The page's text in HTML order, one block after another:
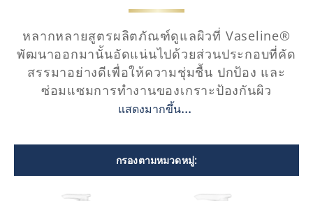
หลากหลายสูตรผลิตภัณฑ์ดูแลผิวที่ Vaseline®
พัฒนาออกมานั้นอัดแน่นไปด้วยส่วนประกอบที่คัด
สรรมาอย่างดีเพื่อให้ความชุ่มชื้น ปกป้อง และ
ซ่อมแซมการทำงานของเกราะป้องกันผิว
แสดงมากขึ้น
กรองตามหมวดหมู่: